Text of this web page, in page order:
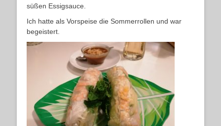
süßen Essigsauce.
Ich hatte als Vorspeise die Sommerrollen und war
begeistert.